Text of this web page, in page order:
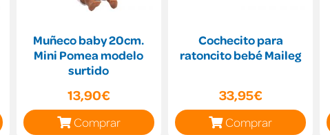
Muñeco baby 20cm.
Mini Pomea modelo
surtido
13,90€
Comprar
Cochecito para
ratoncito bebé Maileg
33,95€
Comprar